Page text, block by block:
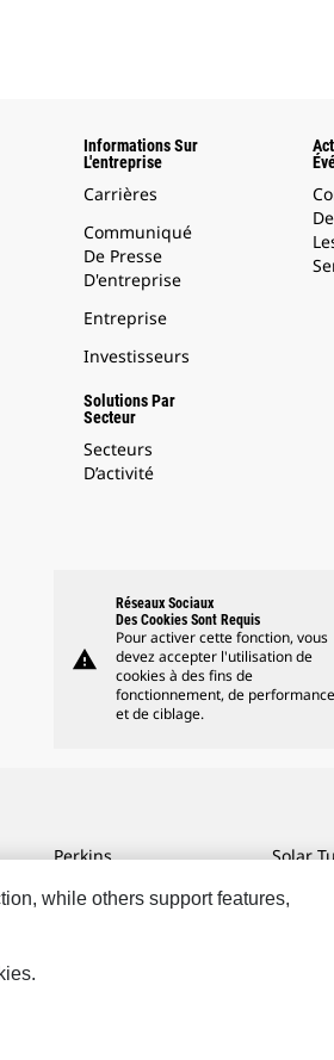
Informations Sur
L'entreprise
Carrières
Communiqué
De Presse
D'entreprise
Entreprise
Investisseurs
Solutions Par
Secteur
Secteurs
D’activité
warning
Réseaux Sociaux
Des Cookies Sont Requis
Pour activer cette fonction, vous
devez accepter l'utilisation de
cookies à des fins de
fonctionnement, de
et de ciblage.
Perkins
Progress Rail
Solar
SPM Oil
while others support features,